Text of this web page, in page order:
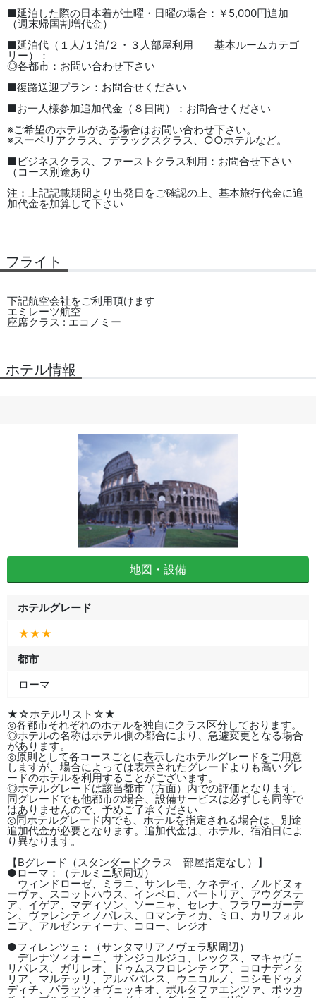
■延泊した際の日本着が土曜・日曜の場合：￥5,000円追加
（週末帰国割増代金）
■延泊代（１人/１泊/２・３人部屋利用 基本ルームカテゴ
リー）：
◎各都市：お問い合わせ下さい
■復路送迎プラン：お問合せください
■お一人様参加追加代金（８日間）：お問合せください
※ご希望のホテルがある場合はお問い合わせ下さい。
※スーペリアクラス、デラックスクラス、○○ホテルなど。
■ビジネスクラス、ファーストクラス利用：お問合せ下さい
（コース別途あり
注：上記記載期間より出発日をご確認の上、基本旅行代金に追
加代金を加算して下さい
フライト
下記航空会社をご利用頂けます
エミレーツ航空
座席クラス : エコノミー
ホテル情報
地図・設備
ホテルグレード
★★★
都市
ローマ
★☆ホテルリスト☆★
◎各都市それぞれのホテルを独自にクラス区分しております。
◎ホテルの名称はホテル側の都合により、急遽変更となる場合
があります。
◎原則として各コースごとに表示したホテルグレードをご用意
しますが、場合によっては表示されたグレードよりも高いグレ
ードのホテルを利用することがございます。
◎ホテルグレードは該当都市（方面）内での評価となります。
同グレードでも他都市の場合、設備サービスは必ずしも同等で
はありませんので、予めご了承ください
◎同ホテルグレード内でも、ホテルを指定される場合は、別途
追加代金が必要となります。追加代金は、ホテル、宿泊日によ
り異なります。
【Bグレード（スタンダードクラス 部屋指定なし）】
●ローマ：（テルミニ駅周辺）
ウィンドローゼ、ミラニ、サンレモ、ケネディ、ノルドヌォ
ーヴァ、スコットハウス、インペロ、パートリア、アウグステ
ア、イゲア、マディソン、ソーニャ、セレナ、フラワーガーデ
ン、ヴァレンティノパレス、ロマンティカ、ミロ、カリフォル
ニア、アルゼンティーナ、コロー、レジオ
●フィレンツェ：（サンタマリアノヴェラ駅周辺）
デレナツィオーニ、サンジョルジョ、レックス、マキャヴェ
リパレス、ガリレオ、ドゥムスフロレンティア、コロナディタ
リア、マルテッリ、アルバパレス、ウニコルノ、コシモドゥメ
ディチ、パラッツォヴェッキオ、ポルタファエンツァ、ボッカ